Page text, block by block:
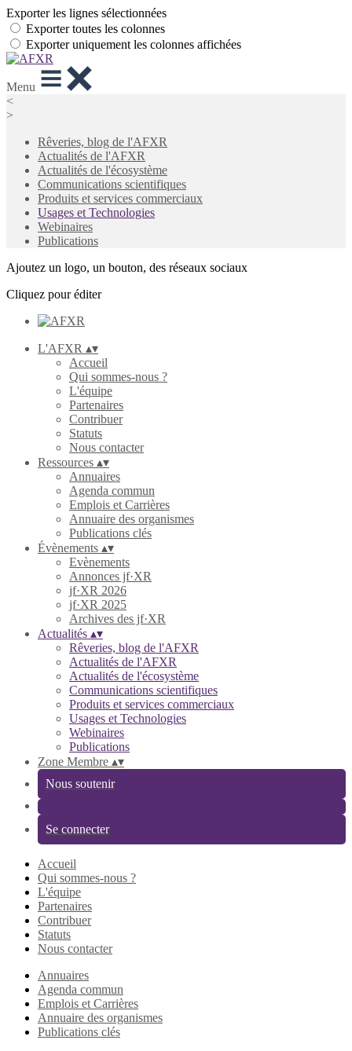
Exporter les lignes sélectionnées
Exporter toutes les colonnes
Exporter uniquement les colonnes affichées
Menu
<
>
Rêveries, blog de l'AFXR
Actualités de l'AFXR
Actualités de l'écosystème
Communications scientifiques
Produits et services commerciaux
Usages et Technologies
Webinaires
Publications
Ajoutez un logo, un bouton, des réseaux sociaux
Cliquez pour éditer
L'AFXR ▴▾
Accueil
Qui sommes-nous ?
L'équipe
Partenaires
Contribuer
Statuts
Nous contacter
Ressources ▴▾
Annuaires
Agenda commun
Emplois et Carrières
Annuaire des organismes
Publications clés
Évènements ▴▾
Evènements
Annonces jf·XR
jf·XR 2026
jf·XR 2025
Archives des jf·XR
Actualités ▴▾
Rêveries, blog de l'AFXR
Actualités de l'AFXR
Actualités de l'écosystème
Communications scientifiques
Produits et services commerciaux
Usages et Technologies
Webinaires
Publications
Zone Membre ▴▾
Nous soutenir
Se connecter
Accueil
Qui sommes-nous ?
L'équipe
Partenaires
Contribuer
Statuts
Nous contacter
Annuaires
Agenda commun
Emplois et Carrières
Annuaire des organismes
Publications clés